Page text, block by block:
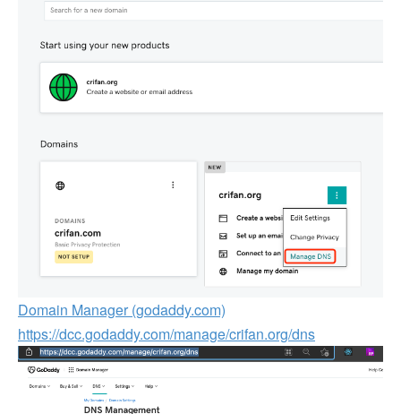
Domain Manager (godaddy.com)
https://dcc.godaddy.com/manage/crifan.org/dns